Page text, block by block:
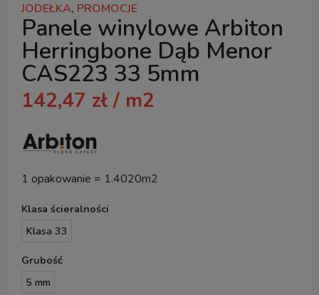
JODEŁKA, PROMOCJE
Panele winylowe Arbiton
Herringbone Dąb Menor
CAS223 33 5mm
142,47 zł / m2
1 opakowanie = 1.4020m2
Klasa ścieralności
Klasa 33
Grubość
5 mm